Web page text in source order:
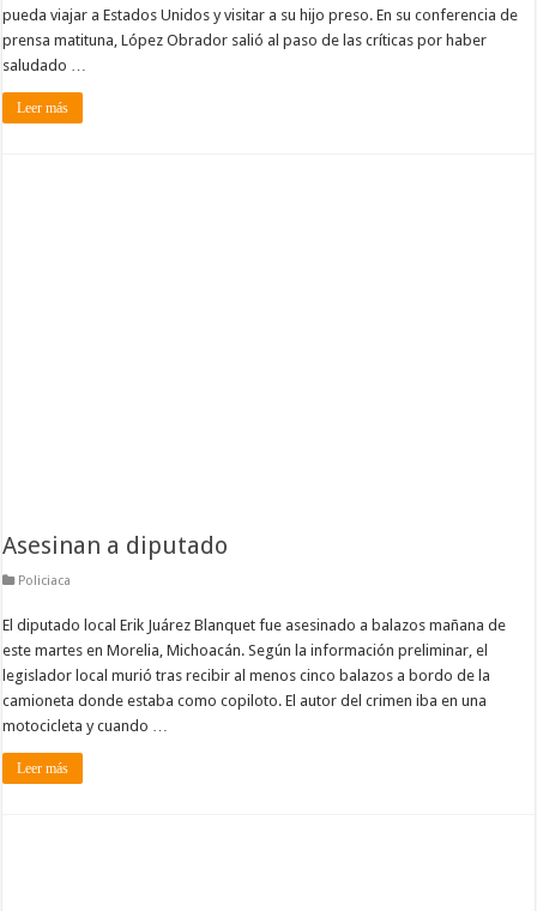
pueda viajar a Estados Unidos y visitar a su hijo preso. En su conferencia de
prensa matituna, López Obrador salió al paso de las críticas por haber
saludado …
Leer más
Asesinan a diputado
Policiaca
El diputado local Erik Juárez Blanquet fue asesinado a balazos mañana de
este martes en Morelia, Michoacán. Según la información preliminar, el
legislador local murió tras recibir al menos cinco balazos a bordo de la
camioneta donde estaba como copiloto. El autor del crimen iba en una
motocicleta y cuando …
Leer más